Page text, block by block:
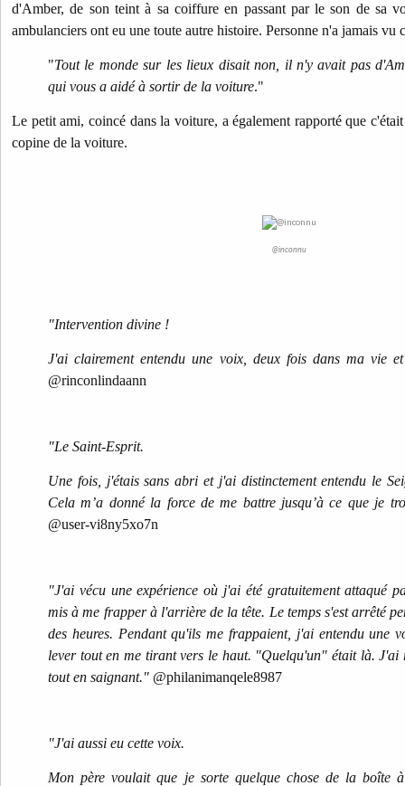
d'Amber, de son teint à sa coiffure en passant par le son de sa
ambulanciers ont eu une toute autre histoire. Personne n'a jamais vu
"Tout le monde sur les lieux disait non, il n'y avait pas
qui vous a aidé à sortir de la voiture."
Le petit ami, coincé dans la voiture, a également rapporté que
copine de la voiture.
@inconnu
"Intervention divine !
J'ai clairement entendu une voix, deux fois dans ma vie
@rinconlindaann
"Le Saint-Esprit.
Une fois, j'étais sans abri et j'ai distinctement entendu le
Cela m’a donné la force de me battre jusqu’à ce que je
@user-vi8ny5xo7n
"J'ai vécu une expérience où j'ai été gratuitement attaqué
mis à me frapper à l'arrière de la tête. Le temps s'est arrêté
des heures. Pendant qu'ils me frappaient, j'ai entendu une
lever tout en me tirant vers le haut. "Quelqu'un" était là. J'ai
tout en saignant." @philanimanqele8987
"J'ai aussi eu cette voix.
Mon père voulait que je sorte quelque chose de la boîte